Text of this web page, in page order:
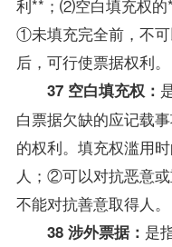
利**；⑵空白填充权的
①未填充完全前，不
后，可行使票据权利。
37 空白填充权：
白票据欠缺的应记载
的权利。填充权滥用
人；②可以对抗恶意
不能对抗善意取得人。
38 涉外票据： 是